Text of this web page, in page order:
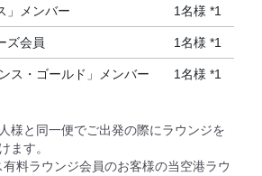
」メンバー 1名様 *1
ズ会員 1名様 *1
ス・ゴールド」メンバー 1名様 *1
様と同一便でご出発の際にラウンジを
ます。
料ラウンジ会員のお客様の当空港ラウ